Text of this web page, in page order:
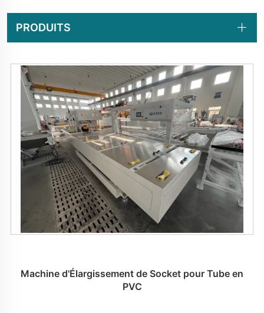
PRODUITS
Machine d'Élargissement de Socket pour Tube en
PVC